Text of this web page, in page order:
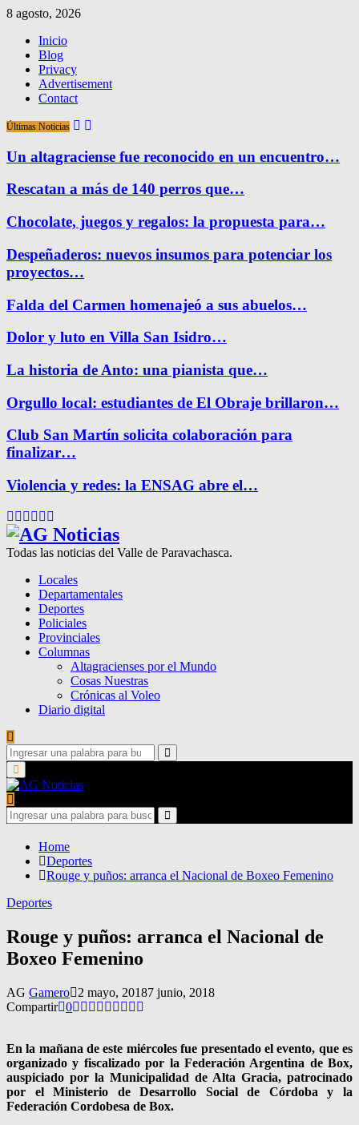
8 agosto, 2026
Inicio
Blog
Privacy
Advertisement
Contact
Últimas Noticias
Un altagraciense fue reconocido en un encuentro…
Rescatan a más de 140 perros que…
Chocolate, juegos y regalos: la propuesta para…
Despeñaderos: nuevos insumos para potenciar los
proyectos…
Falda del Carmen homenajeó a sus abuelos…
Dolor y luto en Villa San Isidro…
La historia de Anto: una pianista que…
Orgullo local: estudiantes de El Obraje brillaron…
Club San Martín solicita colaboración para
finalizar…
Violencia y redes: la ENSAG abre el…
Facebook
Twitter
Instagram
Pinterest
Google
Todas las noticias del Valle de Paravachasca.
Locales
Departamentales
Deportes
Policiales
Provinciales
Columnas
Altagracienses por el Mundo
Cosas Nuestras
Crónicas al Voleo
Diario digital
Search
for:
Search
Primary
Menu
Search
for:
Search
Home
Deportes
Rouge y puños: arranca el Nacional de Boxeo Femenino
Deportes
Rouge y puños: arranca el Nacional de
Boxeo Femenino
AG Gamero 2 mayo, 20187 junio, 2018
Compartir 0
En la mañana de este miércoles fue presentado el evento, que es
organizado y fiscalizado por la Federación Argentina de Box,
auspiciado por la Municipalidad de Alta Gracia, patrocinado
por el Ministerio de Desarrollo Social de Córdoba y la
Federación Cordobesa de Box.